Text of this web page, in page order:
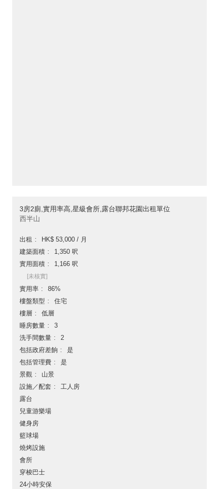
3房2廁,實用率高,星級會所,露台聯邦花園出租單位
西半山
出租
HK$ 53,000 / 月
建築面積
1,350 呎
實用面積
1,166 呎
[未核實]
實用率
86%
樓盤類型
住宅
樓層
低層
睡房數量
3
洗手間數量
2
包括政府差餉
是
包括管理費
是
景觀
山景
設施／配套
工人房
露台
兒童游樂場
健身房
籃球場
燒烤設施
會所
穿梭巴士
24小時安保